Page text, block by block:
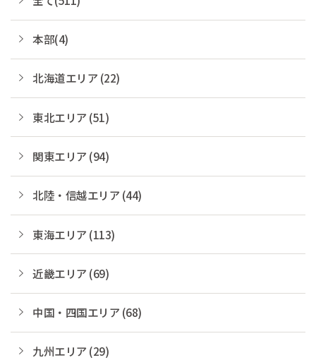
本部(4)
北海道エリア (22)
東北エリア (51)
関東エリア (94)
北陸・信越エリア (44)
東海エリア (113)
近畿エリア (69)
中国・四国エリア (68)
九州エリア (29)